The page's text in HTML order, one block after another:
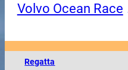
Volvo Ocean Race
Regatta